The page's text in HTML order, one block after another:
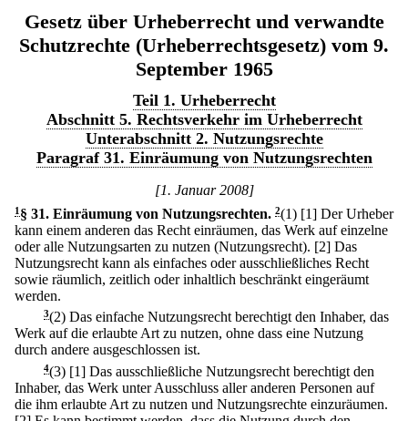
Gesetz über Urheberrecht und verwandte
Schutzrechte (Urheberrechtsgesetz) vom 9.
September 1965
Teil 1. Urheberrecht
Abschnitt 5. Rechtsverkehr im Urheberrecht
Unterabschnitt 2. Nutzungsrechte
Paragraf 31. Einräumung von Nutzungsrechten
[1. Januar 2008]
1 § 31. Einräumung von Nutzungsrechten. 2(1) [1] Der Urheber
kann einem anderen das Recht einräumen, das Werk auf einzelne
oder alle Nutzungsarten zu nutzen (Nutzungsrecht). [2] Das
Nutzungsrecht kann als einfaches oder ausschließliches Recht
sowie räumlich, zeitlich oder inhaltlich beschränkt eingeräumt
werden.
3(2) Das einfache Nutzungsrecht berechtigt den Inhaber, das
Werk auf die erlaubte Art zu nutzen, ohne dass eine Nutzung
durch andere ausgeschlossen ist.
4(3) [1] Das ausschließliche Nutzungsrecht berechtigt den
Inhaber, das Werk unter Ausschluss aller anderen Personen auf
die ihm erlaubte Art zu nutzen und Nutzungsrechte einzuräumen.